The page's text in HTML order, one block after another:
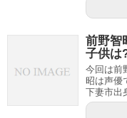
前野智
子供は
今回は前
昭は声優
下妻市出